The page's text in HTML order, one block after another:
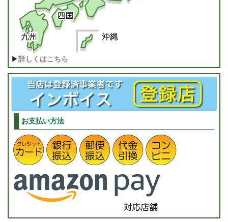
▶詳しくはこちら
お支払い方法